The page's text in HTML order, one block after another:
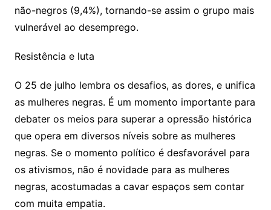
não-negros (9,4%), tornando-se assim o grupo mais
vulnerável ao desemprego.
Resistência e luta
O 25 de julho lembra os desafios, as dores, e unifica
as mulheres negras. É um momento importante para
debater os meios para superar a opressão histórica
que opera em diversos níveis sobre as mulheres
negras. Se o momento político é desfavorável para
os ativismos, não é novidade para as mulheres
negras, acostumadas a cavar espaços sem contar
com muita empatia.